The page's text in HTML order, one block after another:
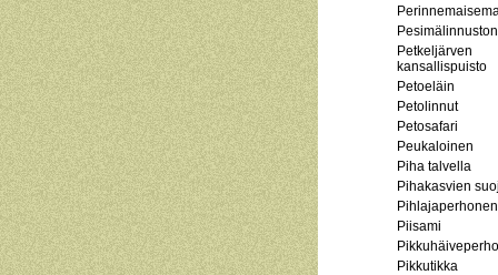
Petkeljärven
kansallispuisto
Petoeläin
Petolinnut
Petosafari
Peukaloinen
Piha talvella
Pihakasvien
Pihlajaperhonen
Piisami
Pikkutikka